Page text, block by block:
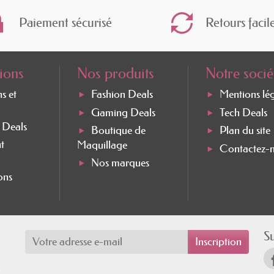
grâce aux compléments alimentaires
alimentaire à base de zinc doit être guidé
la dose adéquate de zinc et à surveiller
une bonne santé.
Paiement sécurisé Retours
et
Nos produits
Fashion Deals
Gaming Deals
Boutique de
Maquillage
Nos marques
Notre
Mentions
Tech Deals
Plan du site
Contactez-